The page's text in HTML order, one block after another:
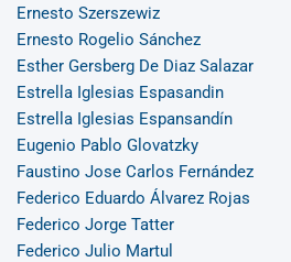
Ernesto Szerszewiz
Ernesto Rogelio Sánchez
Esther Gersberg De Diaz Salazar
Estrella Iglesias Espasandin
Estrella Iglesias Espansandín
Eugenio Pablo Glovatzky
Faustino Jose Carlos Fernández
Federico Eduardo Álvarez Rojas
Federico Jorge Tatter
Federico Julio Martul